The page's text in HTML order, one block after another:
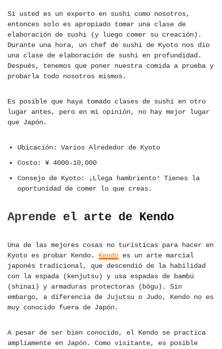
Si usted es un experto en sushi como nosotros,
entonces solo es apropiado tomar una clase de
elaboración de sushi (y luego comer su creación).
Durante una hora, un chef de sushi de Kyoto nos dio
una clase de elaboración de sushi en profundidad.
Después, tenemos que poner nuestra comida a prueba y
probarla todo nosotros mismos.
Es posible que haya tomado clases de sushi en otro
lugar antes, pero en mi opinión, no hay mejor lugar
que Japón.
Ubicación: Varios Alrededor de Kyoto
Costo: ¥ 4000-10,000
Consejo de Kyoto: ¡Llega hambriento! Tienes la
oportunidad de comer lo que creas.
Aprende el arte de Kendo
Una de las mejores cosas no turísticas para hacer en
Kyoto es probar Kendo. Kendo es un arte marcial
japonés tradicional, que descendió de la habilidad
con la espada (kenjutsu) y usa espadas de bambú
(shinai) y armaduras protectoras (bōgu). Sin
embargo, a diferencia de Jujutsu o Judo, Kendo no es
muy conocido fuera de Japón.
A pesar de ser bien conocido, el Kendo se practica
ampliamente en Japón. Como visitante, es posible